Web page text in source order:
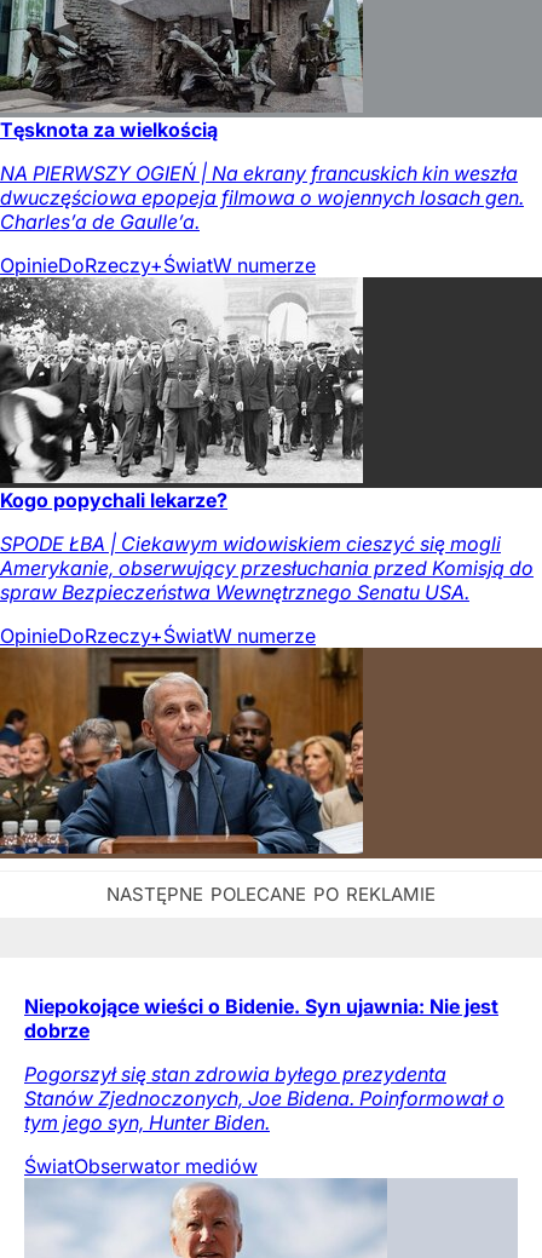
Tęsknota za wielkością
NA PIERWSZY OGIEŃ | Na ekrany francuskich kin weszła
dwuczęściowa epopeja filmowa o wojennych losach gen.
Charles’a de Gaulle’a.
OpinieDoRzeczy+ŚwiatW numerze
Kogo popychali lekarze?
SPODE ŁBA | Ciekawym widowiskiem cieszyć się mogli
Amerykanie, obserwujący przesłuchania przed Komisją do
spraw Bezpieczeństwa Wewnętrznego Senatu USA.
OpinieDoRzeczy+ŚwiatW numerze
Niepokojące wieści o Bidenie. Syn ujawnia: Nie jest
dobrze
Pogorszył się stan zdrowia byłego prezydenta
Stanów Zjednoczonych, Joe Bidena. Poinformował o
tym jego syn, Hunter Biden.
ŚwiatObserwator mediów